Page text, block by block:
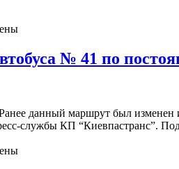
№ 41 по
данный маршрут был изменен
службы КП “Киевпастранс”.